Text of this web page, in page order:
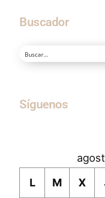
Buscador
Síguenos
L
M X